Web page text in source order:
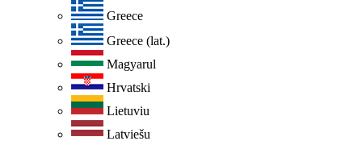
Greece
Greece (lat.)
Magyarul
Hrvatski
Lietuviu
Latviešu